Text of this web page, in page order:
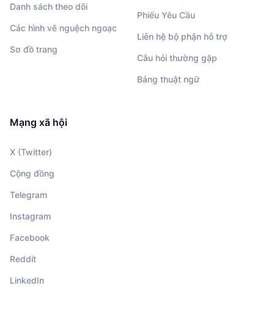
Danh sách theo dõi
Các hình vẽ nguệch ngoạc
Sơ đồ trang
Phiếu Yêu Cầu
Liên hệ bộ phận hỗ trợ
Câu hỏi thường gặp
Bảng thuật ngữ
Mạng xã hội
X (Twitter)
Cộng đồng
Telegram
Instagram
Facebook
Reddit
LinkedIn